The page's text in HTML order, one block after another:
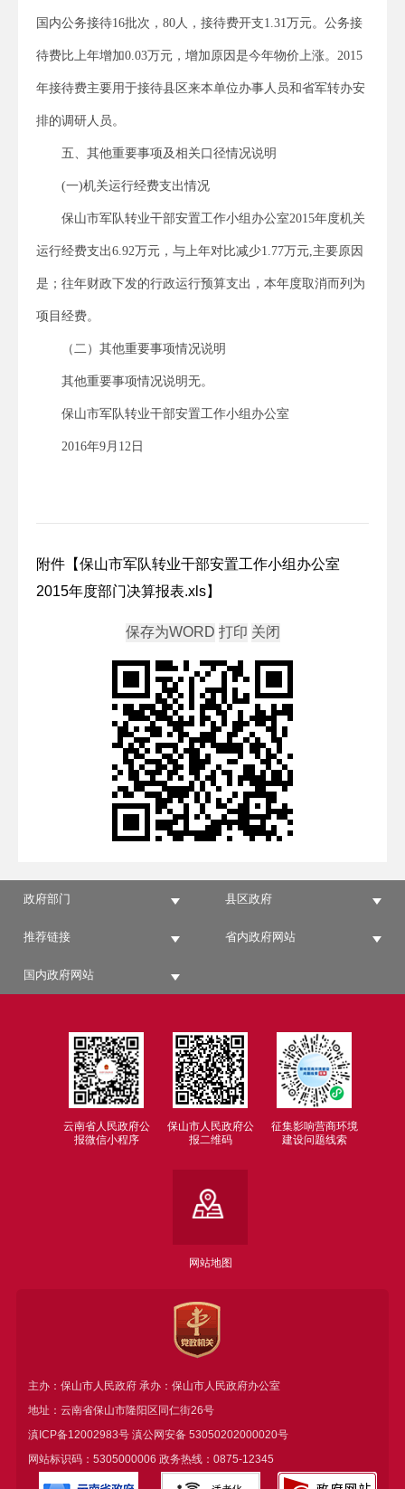
国内公务接待16批次，80人，接待费开支1.31万元。公务接
待费比上年增加0.03万元，增加原因是今年物价上涨。2015
年接待费主要用于接待县区来本单位办事人员和省军转办安
排的调研人员。
五、其他重要事项及相关口径情况说明
(一)机关运行经费支出情况
保山市军队转业干部安置工作小组办公室2015年度机关
运行经费支出6.92万元，与上年对比减少1.77万元,主要原因
是；往年财政下发的行政运行预算支出，本年度取消而列为
项目经费。
（二）其他重要事项情况说明
其他重要事项情况说明无。
保山市军队转业干部安置工作小组办公室
2016年9月12日
附件【保山市军队转业干部安置工作小组办公室
2015年度部门决算报表.xls】
政府部门 县区政府
推荐链接 省内政府网站
国内政府网站
云南省人民政府公
报微信小程序
保山市人民政府公
报二维码
征集影响营商环境
建设问题线索
网站地图
主办：保山市人民政府 承办：保山市人民政府办公室
地址：云南省保山市隆阳区同仁街26号
滇ICP备12002983号滇公网安备 53050202000020号
网站标识码：5305000006 政务热线：0875-12345